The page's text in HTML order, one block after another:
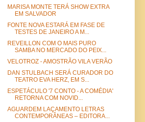
MARISA MONTE TERÁ SHOW EXTRA
EM SALVADOR
FONTE NOVA ESTARÁ EM FASE DE
TESTES DE JANEIRO A M...
REVEILLON COM O MAIS PURO
SAMBA NO MERCADO DO PEIX...
VELOTROZ - AMOSTRÃO VILA VERÃO
DAN STULBACH SERÁ CURADOR DO
TEATRO EVA HERZ, EM S...
ESPETÁCULO '7 CONTO - A COMÉDIA'
RETORNA COM NOVID...
AGUARDEM LAÇAMENTO LETRAS
CONTEMPORÂNEAS – EDITORA...